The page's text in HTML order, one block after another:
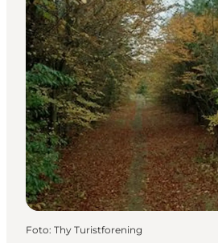
Foto: Thy Turistforening